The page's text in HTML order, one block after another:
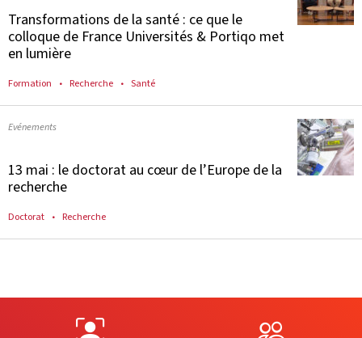
Transformations de la santé : ce que le
colloque de France Universités & Portiqo met
en lumière
Formation Recherche Santé
Evénements
13 mai : le doctorat au cœur de l’Europe de la
recherche
Doctorat Recherche